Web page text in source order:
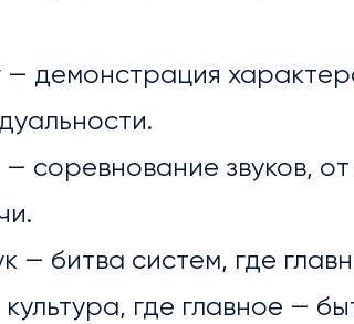
— демонстрация
соревнование звуков,
— битва систем, где
где главное —